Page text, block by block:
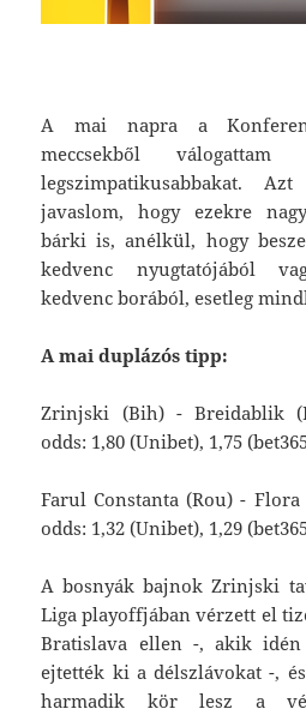
A mai napra a
meccsekből
legszimpatikusabbakat.
javaslom, hogy ezekre
bárki is, anélkül, hogy
kedvenc nyugtatójából
kedvenc borából, esetleg
A mai duplázós tipp:
Zrinjski (Bih) - Breidablik
odds: 1,80 (Unibet), 1,75
Farul Constanta (Rou) - Flora
odds: 1,32 (Unibet), 1,29
A bosnyák bajnok Zrinjski
Liga playoffjában vérzett el
Bratislava ellen -, akik
ejtették ki a délszlávokat -,
harmadik kör lesz a